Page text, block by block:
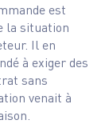
est
la situation
Il en
à exiger des
sans
venait à